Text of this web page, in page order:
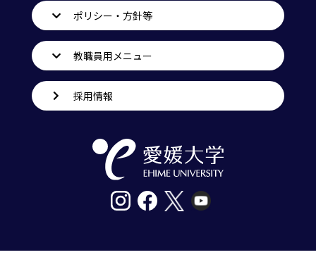
ポリシー・方針等
教職員用メニュー
採用情報